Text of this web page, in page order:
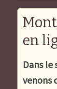
en
Dans le
venons